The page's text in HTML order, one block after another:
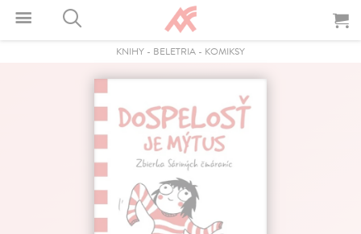
KNIHY - BELETRIA - KOMIKSY